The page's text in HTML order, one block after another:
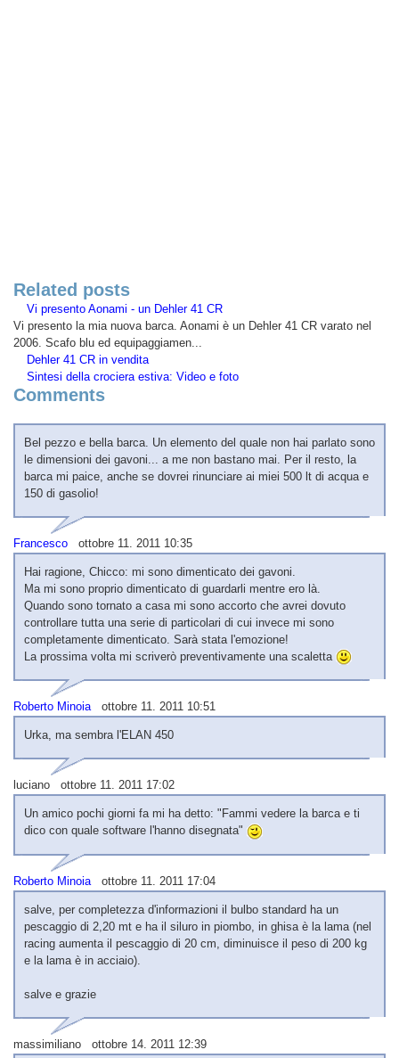
Related posts
Vi presento Aonami - un Dehler 41 CR
Vi presento la mia nuova barca. Aonami è un Dehler 41 CR varato nel
2006. Scafo blu ed equipaggiamen...
Dehler 41 CR in vendita
Sintesi della crociera estiva: Video e foto
Comments
Bel pezzo e bella barca. Un elemento del quale non hai parlato sono
le dimensioni dei gavoni... a me non bastano mai. Per il resto, la
barca mi paice, anche se dovrei rinunciare ai miei 500 lt di acqua e
150 di gasolio!
Francesco ottobre 11. 2011 10:35
Hai ragione, Chicco: mi sono dimenticato dei gavoni.
Ma mi sono proprio dimenticato di guardarli mentre ero là.
Quando sono tornato a casa mi sono accorto che avrei dovuto
controllare tutta una serie di particolari di cui invece mi sono
completamente dimenticato. Sarà stata l'emozione!
La prossima volta mi scriverò preventivamente una scaletta
Roberto Minoiaottobre 11. 2011 10:51
Urka, ma sembra l'ELAN 450
luciano ottobre 11. 2011 17:02
Un amico pochi giorni fa mi ha detto: "Fammi vedere la barca e ti
dico con quale software l'hanno disegnata"
Roberto Minoia ottobre 11. 2011 17:04
salve, per completezza d'informazioni il bulbo standard ha un
pescaggio di 2,20 mt e ha il siluro in piombo, in ghisa è la lama (nel
racing aumenta il pescaggio di 20 cm, diminuisce il peso di 200 kg
e la lama è in acciaio).
salve e grazie
massimiliano ottobre 14. 2011 12:39